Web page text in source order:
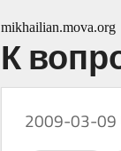
mikhailian.mova.org
К
2009-03-09